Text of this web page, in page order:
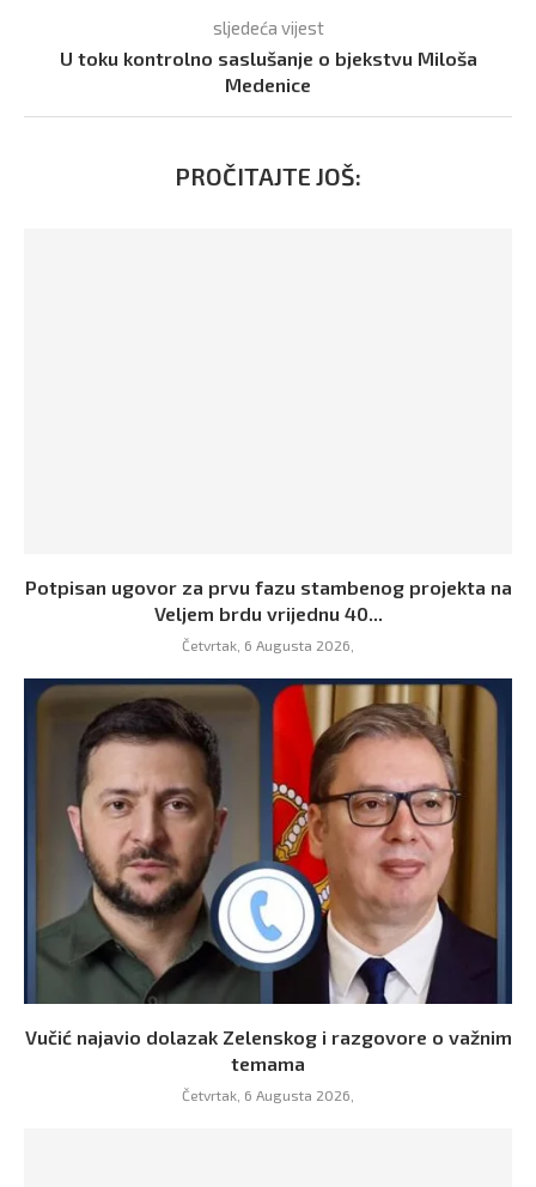
sljedeća vijest
U toku kontrolno saslušanje o bjekstvu Miloša
Medenice
PROČITAJTE JOŠ:
Potpisan ugovor za prvu fazu stambenog projekta na
Veljem brdu vrijednu 40...
Četvrtak, 6 Augusta 2026,
Vučić najavio dolazak Zelenskog i razgovore o važnim
temama
Četvrtak, 6 Augusta 2026,